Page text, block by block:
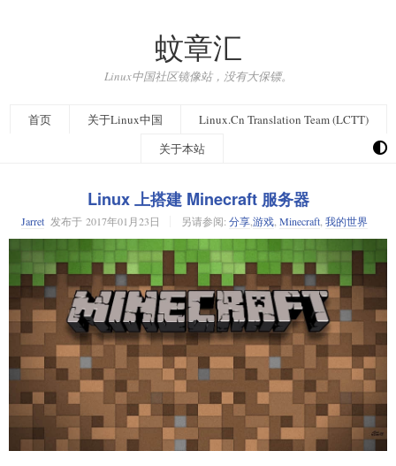
蚊章汇
Linux中国社区镜像站，没有大保镖。
首页 关于Linux中国
Linux.Cn Translation Team (LCTT)
关于本站
Linux 上搭建 Minecraft 服务器
Jarret 发布于 2017年01月23日 另请参阅: 分享游戏 Minecraft 我的世界